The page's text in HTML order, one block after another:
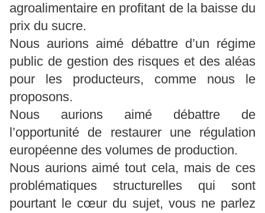
agroalimentaire en profitant de la baisse du
prix du sucre.
Nous aurions aimé débattre d’un régime
public de gestion des risques et des aléas
pour les producteurs, comme nous le
proposons.
Nous aurions aimé débattre de
l’opportunité de restaurer une régulation
européenne des volumes de production.
Nous aurions aimé tout cela, mais de ces
problématiques structurelles qui sont
pourtant le cœur du sujet, vous ne parlez